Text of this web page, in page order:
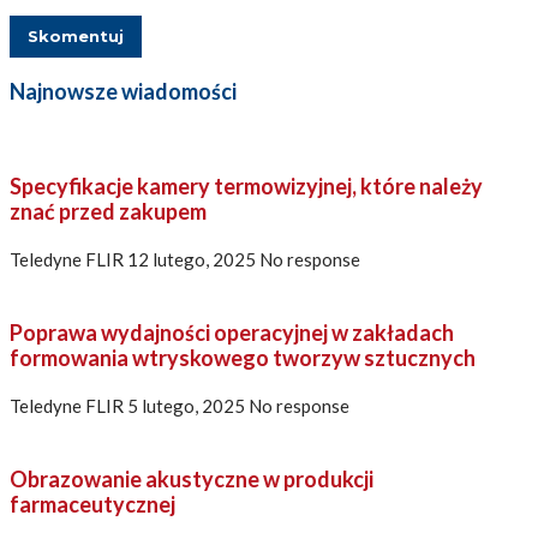
Najnowsze wiadomości
Specyfikacje kamery termowizyjnej, które należy
znać przed zakupem
Teledyne FLIR 12 lutego, 2025 No response
Poprawa wydajności operacyjnej w zakładach
formowania wtryskowego tworzyw sztucznych
Teledyne FLIR 5 lutego, 2025 No response
Obrazowanie akustyczne w produkcji
farmaceutycznej